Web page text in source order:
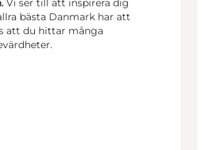
Vi ser till att inspirera dig
bästa Danmark har att
att du hittar många